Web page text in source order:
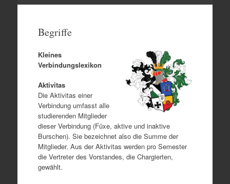
springenBegriffe
Kleines
Verbindungslexikon
Aktivitas
Die Aktivitas einer
Verbindung umfasst alle
studierenden Mitglieder
dieser Verbindung (Füxe, aktive und inaktive
Burschen). Sie bezeichnet also die Summe der
Mitglieder. Aus der Aktivitas werden pro Semester
die Vertreter des Vorstandes, die Chargierten,
gewählt.